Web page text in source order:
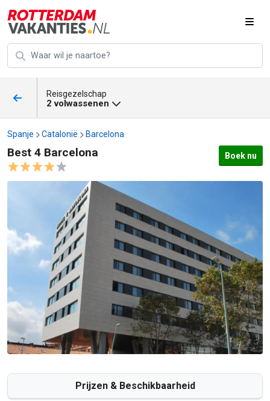
Reisgezelschap
2 volwassenen
Spanje Catalonië Barcelona
Best 4 Barcelona Boek nu
Best 4 Barcelona afbeeldingen
Prijzen & Beschikbaarheid